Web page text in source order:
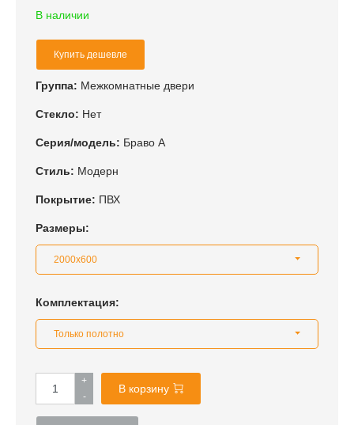
В наличии
Купить дешевле
Группа: Межкомнатные двери
Стекло: Нет
Серия/модель: Браво А
Стиль: Модерн
Покрытие: ПВХ
Размеры:
2000x600
Комплектация:
Только полотно
+
-
В корзину